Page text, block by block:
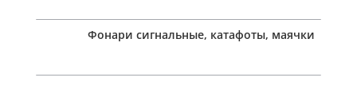
Фонари сигнальные, катафоты, маячки